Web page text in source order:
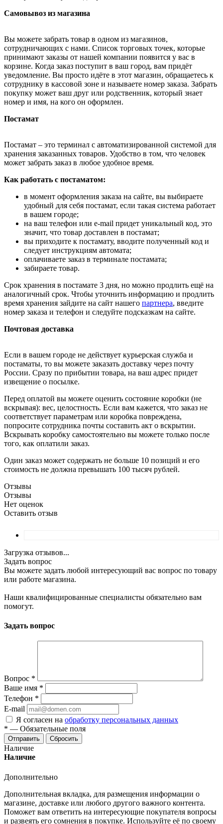
Самовывоз из магазина
Вы можете забрать товар в одном из магазинов,
сотрудничающих с нами. Список торговых точек, которые
принимают заказы от нашей компании появится у вас в
корзине. Когда заказ поступит в ваш город, вам придёт
уведомление. Вы просто идёте в этот магазин, обращаетесь к
сотруднику в кассовой зоне и называете номер заказа. Забрать
покупку может ваш друг или родственник, который знает
номер и имя, на кого он оформлен.
Постамат
Постамат – это терминал с автоматизированной системой для
хранения заказанных товаров. Удобство в том, что человек
может забрать заказ в любое удобное время.
Как работать с постаматом:
в момент оформления заказа на сайте, вы выбираете
удобный для себя постамат, если такая система работает
в вашем городе;
на ваш телефон или e-mail придет уникальный код, это
значит, что товар доставлен в постамат;
вы приходите к постамату, вводите полученный код и
следует инструкциям автомата;
оплачиваете заказ в терминале постамата;
забираете товар.
Срок хранения в постамате 3 дня, но можно продлить ещё на
аналогичный срок. Чтобы уточнить информацию и продлить
время хранения зайдите на сайт нашего партнера, введите
номер заказа и телефон и следуйте подсказкам на сайте.
Почтовая доставка
Если в вашем городе не действует курьерская служба и
постаматы, то вы можете заказать доставку через почту
России. Сразу по прибытии товара, на ваш адрес придет
извещение о посылке.
Перед оплатой вы можете оценить состояние коробки (не
вскрывая): вес, целостность. Если вам кажется, что заказ не
соответствует параметрам или коробка повреждена,
попросите сотрудника почты составить акт о вскрытии.
Вскрывать коробку самостоятельно вы можете только после
того, как оплатили заказ.
Один заказ может содержать не больше 10 позиций и его
стоимость не должна превышать 100 тысяч рублей.
Отзывы
Отзывы
Нет оценок
Оставить отзыв
Загрузка отзывов...
Задать вопрос
Вы можете задать любой интересующий вас вопрос по товару
или работе магазина.
Наши квалифицированные специалисты обязательно вам
помогут.
Задать вопрос
Вопрос *
Ваше имя *
Телефон *
E-mail
Я согласен на обработку персональных данных
* — Обязательные поля
Отправить Сбросить
Наличие
Наличие
Дополнительно
Дополнительная вкладка, для размещения информации о
магазине, доставке или любого другого важного контента.
Поможет вам ответить на интересующие покупателя вопросы
и развеять его сомнения в покупке. Используйте её по своему